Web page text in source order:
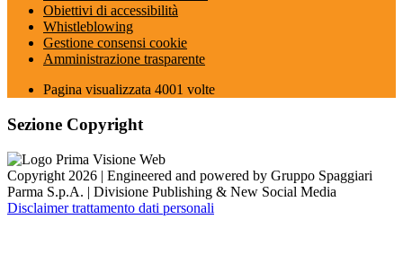
Obiettivi di accessibilità
Whistleblowing
Gestione consensi cookie
Amministrazione trasparente
Pagina visualizzata 4001 volte
Sezione Copyright
Copyright 2026 | Engineered and powered by Gruppo Spaggiari
Parma S.p.A. | Divisione Publishing & New Social Media
Disclaimer trattamento dati personali